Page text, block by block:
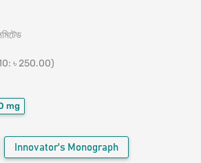
৳ 250.00)
mg
Innovator's Monograph